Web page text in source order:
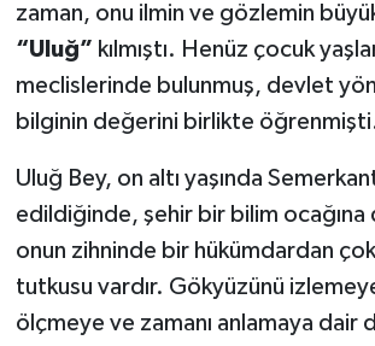
zaman, onu ilmin ve gözlemin
“Uluğ” kılmıştı. Henüz çocuk
meclislerinde bulunmuş, devlet
bilginin değerini birlikte
Uluğ Bey, on altı yaşında
edildiğinde, şehir bir bilim ocağına
onun zihninde bir hükümdardan
tutkusu vardır. Gökyüzünü
ölçmeye ve zamanı anlamaya dair